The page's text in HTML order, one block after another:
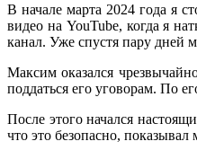
В начале марта 2024 года я
видео на YouTube, когда я
канал. Уже спустя пару дней
Максим оказался
поддаться его уговорам. По
После этого начался
что это безопасно,